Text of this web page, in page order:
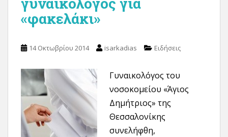
«φακελάκι»
14 Οκτωβρίου 2014 isarkadias Ειδήσεις
Γυναικολόγος του
νοσοκομείου «Άγιος
Δημήτριος» της
Θεσσαλονίκης
συνελήφθη,